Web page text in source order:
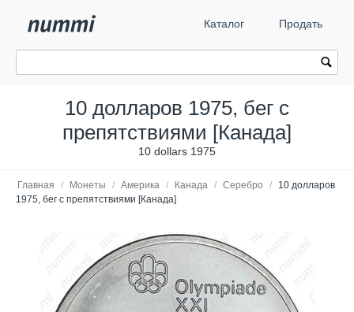
Каталог Продать
10 долларов 1975, бег с
препятствиями [Канада]
10 dollars 1975
Главная / Монеты / Америка / Канада / Серебро /
10 долларов
1975, бег с препятствиями [Канада]